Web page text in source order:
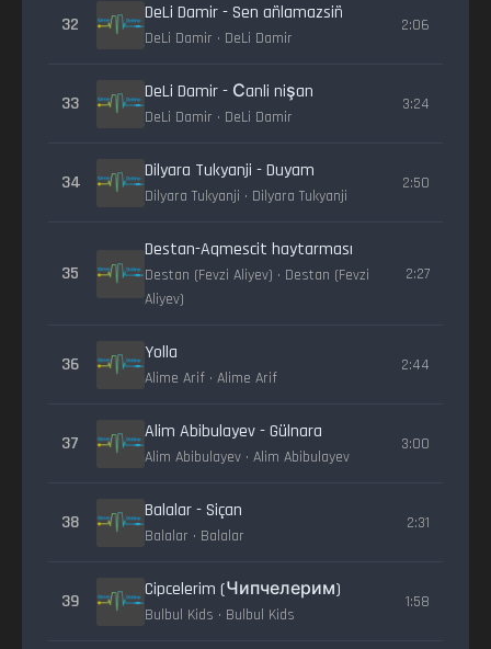
32
DeLi Damir - Sen añlamazsiñ
DeLi Damir • DeLi Damir
2:06
33
DeLi Damir - Сanli nişan
DeLi Damir • DeLi Damir
3:24
34
Dilyara Tukyanji - Duyam
Dilyara Tukyanji • Dilyara Tukyanji
2:50
35
Destan-Aqmescit haytarması
Destan (Fevzi Aliyev) • Destan (Fevzi
Aliyev)
2:27
36
Yolla
Alime Arif • Alime Arif
2:44
37
Alim Abibulayev - Gülnara
Alim Abibulayev • Alim Abibulayev
3:00
38
Balalar - Siçan
Balalar • Balalar
2:31
39
Cipcelerim (Чипчелерим)
Bulbul Kids • Bulbul Kids
1:58